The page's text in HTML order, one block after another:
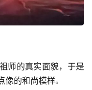
师的真实面貌，于是
的和尚模样。